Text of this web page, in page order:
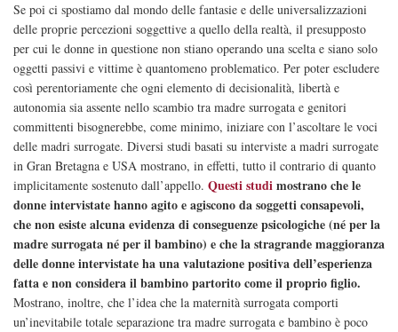
Se poi ci spostiamo dal mondo delle fantasie e delle universalizzazioni
delle proprie percezioni soggettive a quello della realtà, il presupposto
per cui le donne in questione non stiano operando una scelta e siano solo
oggetti passivi e vittime è quantomeno problematico. Per poter escludere
così perentoriamente che ogni elemento di decisionalità, libertà e
autonomia sia assente nello scambio tra madre surrogata e genitori
committenti bisognerebbe, come minimo, iniziare con l’ascoltare le voci
delle madri surrogate. Diversi studi basati su interviste a madri surrogate
in Gran Bretagna e USA mostrano, in effetti, tutto il contrario di quanto
implicitamente sostenuto dall’appello. Questi studimostrano che le
donne intervistate hanno agito e agiscono da soggetti consapevoli,
che non esiste alcuna evidenza di conseguenze psicologiche (né per la
madre surrogata né per il bambino) e che la stragrande maggioranza
delle donne intervistate ha una valutazione positiva dell’esperienza
fatta e non considera il bambino partorito come il proprio figlio.
Mostrano, inoltre, che l’idea che la maternità surrogata comporti
un’inevitabile totale separazione tra madre surrogata e bambino è poco